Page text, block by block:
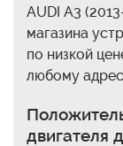
AUDI A3
магазина
по низкой
любому
двигателя